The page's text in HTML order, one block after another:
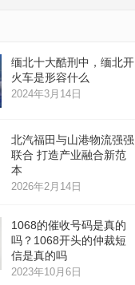
缅北十大酷刑中，缅北开
火车是形容什么
2024年3月14日
北汽福田与山港物流强强
联合 打造产业融合新范
本
2026年2月14日
1068的催收号码是真的
吗？1068开头的仲裁短
信是真的吗
2023年10月6日